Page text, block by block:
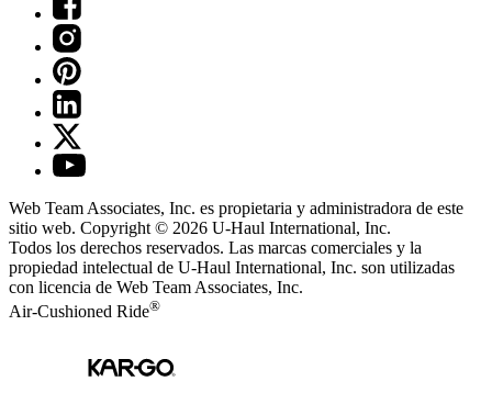
Web Team Associates, Inc. es propietaria y administradora de este
sitio web. Copyright © 2026 U-Haul International, Inc.
Todos los derechos reservados. Las marcas comerciales y la
propiedad intelectual de U-Haul International, Inc. son utilizadas
con licencia de Web Team Associates, Inc.
Air-Cushioned Ride®